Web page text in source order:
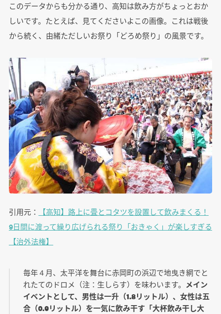
このデータからも分かる通り、高知は飲み方がちょっとおか
しいです。たとえば、見てくださいよこの画像。これは戦後
から続く、由緒ただしいお祭り「どろめ祭り」の風景です。
引用元：
【高知】路上に畳とコタツを設置して飲みまくる！
9日間に渡って繰り広げられる祭り「おきゃく」が楽しすぎる
【治外法権】
毎年４月、太平洋を舞台に赤岡町の浜辺で地曳き網でと
れたてのドロメ（注：生しらす）を味わいます。 メイン
イベントとして、男性は一升（1.8リットル）、女性は五
合（0.9リットル）を一気に飲み干す「大杯飲み干し大